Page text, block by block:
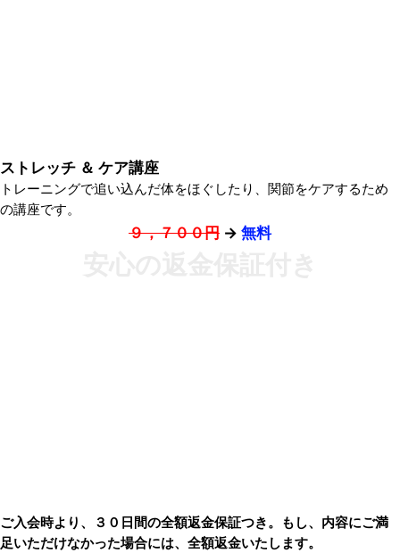
ストレッチ ＆ ケア講座
トレーニングで追い込んだ体をほぐしたり、関節をケアするため
の講座です。
９，７００円 → 無料
ご入会時より、３０日間の全額返金保証つき。もし、内容にご満
足いただけなかった場合には、全額返金いたします。